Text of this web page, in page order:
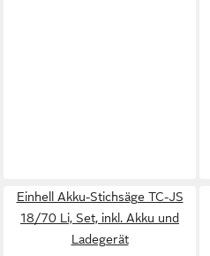
Einhell Akku-Stichsäge TC-JS
18/70 Li, Set, inkl. Akku und
Ladegerät